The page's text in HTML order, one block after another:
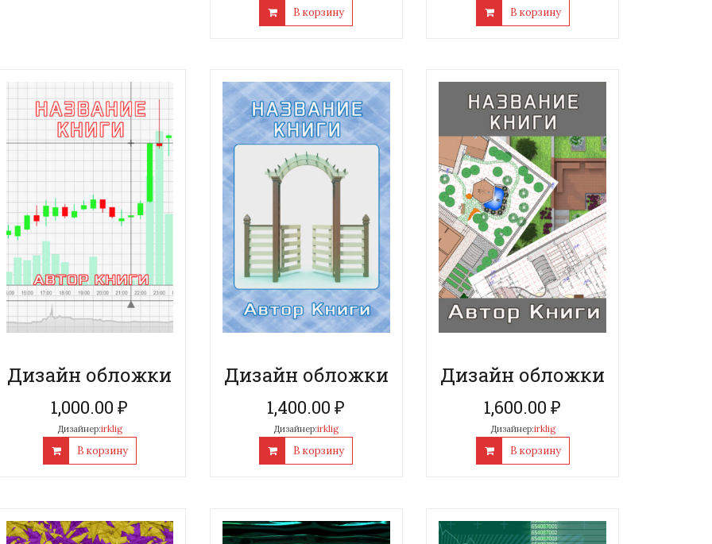
В корзину В корзину
Дизайн обложки
1,000.00₽
Дизайнер:irklig
В корзину
Дизайн обложки
1,400.00₽
Дизайнер:irklig
В корзину
Дизайн обложки
1,600.00₽
Дизайнер:irklig
В корзину